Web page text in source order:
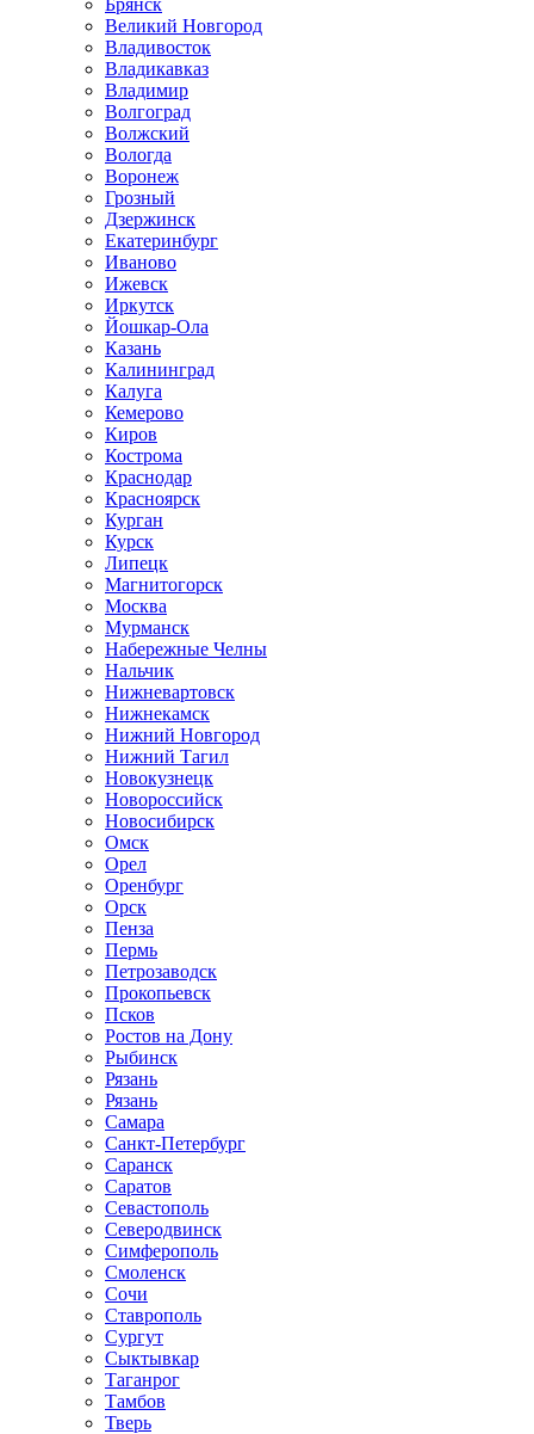
Брянск
Великий Новгород
Владивосток
Владикавказ
Владимир
Волгоград
Волжский
Вологда
Воронеж
Грозный
Дзержинск
Екатеринбург
Иваново
Ижевск
Иркутск
Йошкар-Ола
Казань
Калининград
Калуга
Кемерово
Киров
Кострома
Краснодар
Красноярск
Курган
Курск
Липецк
Магнитогорск
Москва
Мурманск
Набережные Челны
Нальчик
Нижневартовск
Нижнекамск
Нижний Новгород
Нижний Тагил
Новокузнецк
Новороссийск
Новосибирск
Омск
Орел
Оренбург
Орск
Пенза
Пермь
Петрозаводск
Прокопьевск
Псков
Ростов на Дону
Рыбинск
Рязань
Рязань
Самара
Санкт-Петербург
Саранск
Саратов
Севастополь
Северодвинск
Симферополь
Смоленск
Сочи
Ставрополь
Сургут
Сыктывкар
Таганрог
Тамбов
Тверь